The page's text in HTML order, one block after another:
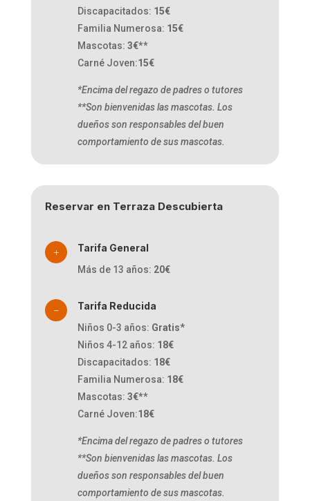
Discapacitados: 15€
Familia Numerosa: 15€
Mascotas: 3€**
Carné Joven:15€
*Encima del regazo de padres o tutores
**Son bienvenidas las mascotas. Los
dueños son responsables del buen
comportamiento de sus mascotas.
Reservar en Terraza Descubierta
L Tarifa General
Más de 13 años: 20€
K Tarifa Reducida
Niños 0-3 años: Gratis*
Niños 4-12 años: 18€
Discapacitados: 18€
Familia Numerosa: 18€
Mascotas: 3€**
Carné Joven:18€
*Encima del regazo de padres o tutores
**Son bienvenidas las mascotas. Los
dueños son responsables del buen
comportamiento de sus mascotas.